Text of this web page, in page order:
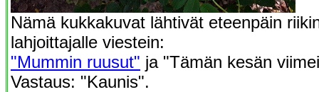
Nämä kukkakuvat lähtivät eteenpäin
lahjoittajalle viestein:
"Mummin ruusut" ja "Tämän kesän
Vastaus: "Kaunis".